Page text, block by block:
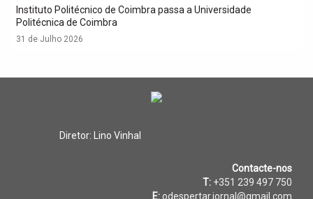
Instituto Politécnico de Coimbra passa a Universidade
Politécnica de Coimbra
31 de Julho 2026
Diretor: Lino Vinhal
Contacte-nos
T: +351 239 497 750
E: odespertar.jornal@gmail.com